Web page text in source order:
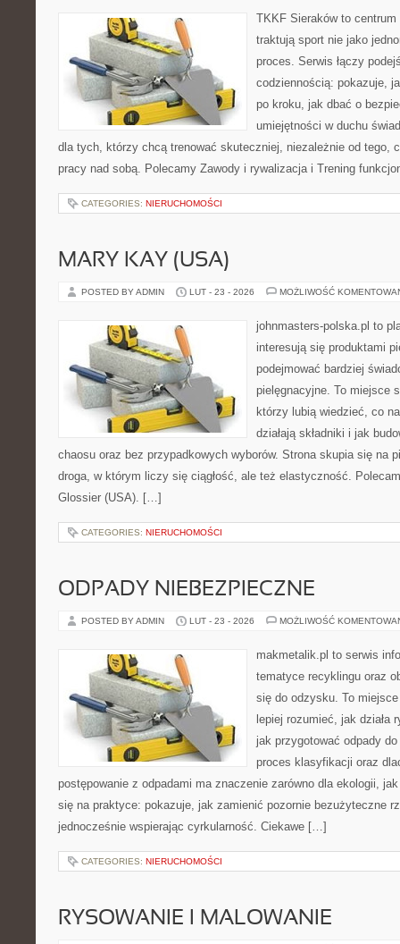
TKKF Sieraków to
traktują sport nie jako
proces. Serwis łączy
codziennością: pokazuje,
po kroku, jak dbać o
umiejętności w duchu
dla tych, którzy chcą trenować skuteczniej, niezależnie od tego,
pracy nad sobą. Polecamy Zawody i rywalizacja i Trening
CATEGORIES: NIERUCHOMOŚCI
MARY KAY (USA)
POSTED BY ADMIN LUT - 23 - 2026 MOŻLIWOŚĆ
johnmasters-polska.pl to
interesują się produktami
podejmować bardziej
pielęgnacyjne. To miejsce
którzy lubią wiedzieć, co
działają składniki i jak
chaosu oraz bez przypadkowych wyborów. Strona skupia się na
droga, w którym liczy się ciągłość, ale też elastyczność.
Glossier (USA). […]
CATEGORIES: NIERUCHOMOŚCI
ODPADY NIEBEZPIECZNE
POSTED BY ADMIN LUT - 23 - 2026 MOŻLIWOŚĆ
makmetalik.pl to serwis
tematyce recyklingu oraz
się do odzysku. To
lepiej rozumieć, jak działa
jak przygotować odpady
proces klasyfikacji oraz
postępowanie z odpadami ma znaczenie zarówno dla ekologii,
się na praktyce: pokazuje, jak zamienić pozornie bezużyteczne
jednocześnie wspierając cyrkularność. Ciekawe […]
CATEGORIES: NIERUCHOMOŚCI
RYSOWANIE I MALOWANIE